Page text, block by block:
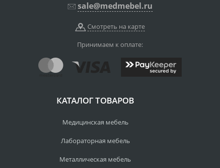
sale@medmebel.ru
Смотреть на карте
Принимаем к оплате:
КАТАЛОГ ТОВАРОВ
Медицинская мебель
Лабораторная мебель
Металлическая мебель